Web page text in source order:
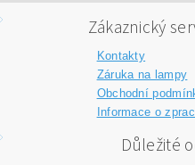
Zákaznický
Kontakty
Záruka na lampy
Obchodní
Informace o
Důležité